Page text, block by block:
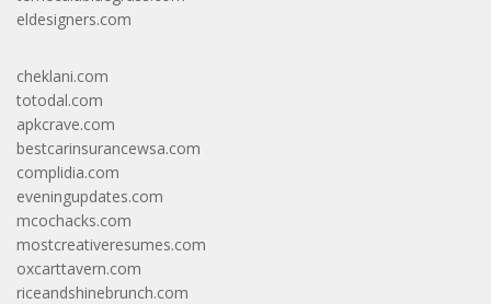
eldesigners.com
cheklani.com
totodal.com
apkcrave.com
bestcarinsurancewsa.com
complidia.com
eveningupdates.com
mcochacks.com
mostcreativeresumes.com
oxcarttavern.com
riceandshinebrunch.com